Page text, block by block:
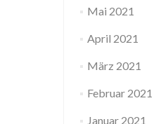
Mai 2021
April 2021
März 2021
Februar 2021
Januar 2021